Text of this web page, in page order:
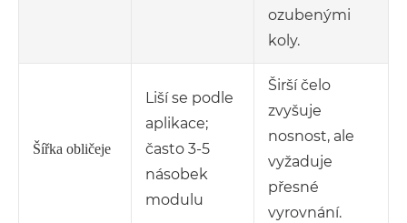
ozubenými
koly.
Šířka obličeje
Liší se podle
aplikace;
často 3-5
násobek
modulu
Širší čelo
zvyšuje
nosnost, ale
vyžaduje
přesné
vyrovnání.